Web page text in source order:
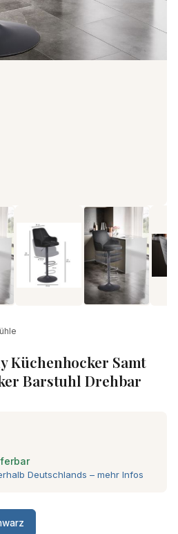
Küchenhocker Samt
Barstuhl Drehbar
Deutschlands – mehr Infos